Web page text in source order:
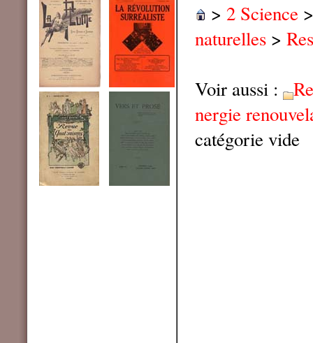
> 2 Science
naturelles >
Voir aussi :
nergie
catégorie vide